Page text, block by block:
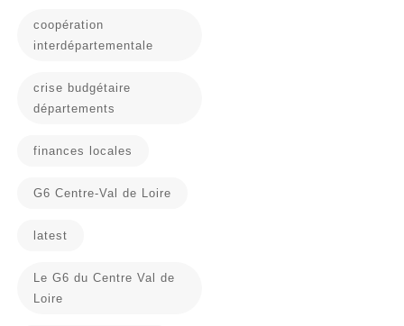
coopération
interdépartementale
crise budgétaire
départements
finances locales
G6 Centre-Val de Loire
latest
Le G6 du Centre Val de
Loire